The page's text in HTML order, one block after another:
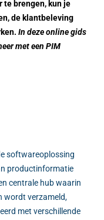
brengen, kun je
de klantbeleving
In deze online gids
met een PIM
softwareoplossing
productinformatie
centrale hub waarin
wordt verzameld,
met verschillende